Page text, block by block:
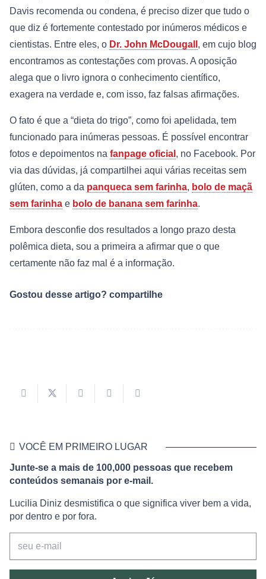
Davis recomenda ou condena, é preciso dizer que tudo o
que diz é fortemente contestado por inúmeros médicos e
cientistas. Entre eles, o Dr. John McDougall , em cujo blog
encontramos as contestações com provas. A oposição
alega que o livro ignora o conhecimento científico,
exagera na verdade e, com isso, faz falsas afirmações.
O fato é que a “dieta do trigo”, como foi apelidada, tem
funcionado para inúmeras pessoas. É possível encontrar
fotos e depoimentos na fanpage oficial , no Facebook. Por
via das dúvidas, já compartilhei aqui várias receitas sem
glúten, como a da panqueca sem farinha, bolo de maçã
sem farinha e bolo de banana sem farinha.
Embora desconfie dos resultados a longo prazo desta
polêmica dieta, sou a primeira a afirmar que o que
certamente não faz mal é a informação.
Gostou desse artigo? compartilhe
VOCÊ EM PRIMEIRO LUGAR
Junte-se a mais de 100,000 pessoas que recebem
conteúdos semanais por e-mail.
Lucilia Diniz desmistifica o que significa viver bem a vida,
por dentro e por fora.